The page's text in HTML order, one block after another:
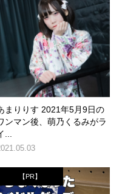
まりりす 2021年5月9日の
ンマン後、萌乃くるみがラ
...
【PR】